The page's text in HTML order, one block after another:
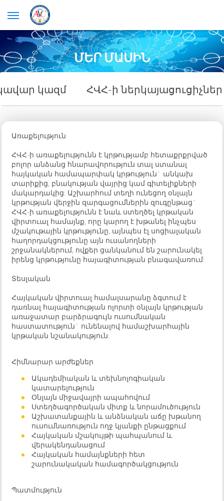
ՄԵՐ ՄԱՍԻՆ
կազմ ՀՎՀ-ի ներկայացուցիչներ
Առաքելություն
ՀՎՀ-ի առաքելությունն է կրթությամբ հետաքրքրված
բոլոր անձանց հնարավորություն տալ ստանալ
հայկական համապարփակ կրթություն` անկախ
տարիքից, բնակության վայրից կամ գիտելիքների
մակարդակից: Աշխարհում տեղի ունեցող օնլայն
կրթության վերջին զարգացումներին զուգընթաց`
ՀՎՀ-ի առաքելությունն է նաև ստեղծել կրթական
վիրտուալ համայնք, որը կարող է խթանել ինչպես
մշակութային կրթությունը, այնպես էլ սոցիալական
հաղորդակցությունը այն ուսանողների
շրջանակներում, ովքեր ցանկանում են շարունակել
իրենց կրթությունը հայագիտության բնագավառում:
Տեսլական
Հայկական վիրտուալ համալսարանը ձգտում է
դառնալ հայագիտության ոլորտի օնլայն կրթության
առաջատար բարձրագույն ուսումնական
հաստատություն` ունենալով համաշխարհային
կրթական նշանակություն:
Հիմնարար արժեքներ
Ակադեմիական և տեխնոլոգիական
կատարելություն
Օնլայն միջավայրի ապահովում
Ստեղծագործական միտք և նորամուծություն
Աշխատանքային և անձնական աճը խթանող
ուսումնառություն ողջ կյանքի ընթացքում
Հայկական մշակույթի պահպանում և
վերակենդանացում
Հայկական համայնքների հետ
շարունակական համագործակցություն
Պատմություն